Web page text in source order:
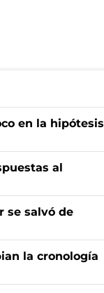
en la hipótesis
al
se salvó de
la cronología